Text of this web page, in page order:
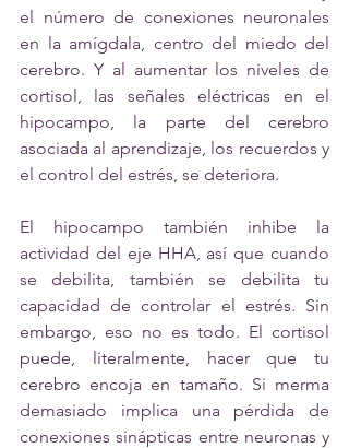
el número de conexiones neuronales
en la amígdala, centro del miedo del
cerebro. Y al aumentar los niveles de
cortisol, las señales eléctricas en el
hipocampo, la parte del cerebro
asociada al aprendizaje, los recuerdos y
el control del estrés, se deteriora.
El hipocampo también inhibe la
actividad del eje HHA, así que cuando
se debilita, también se debilita tu
capacidad de controlar el estrés. Sin
embargo, eso no es todo. El cortisol
puede, literalmente, hacer que tu
cerebro encoja en tamaño. Si merma
demasiado implica una pérdida de
conexiones sinápticas entre neuronas y